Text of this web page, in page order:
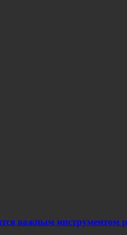
важным инструментом